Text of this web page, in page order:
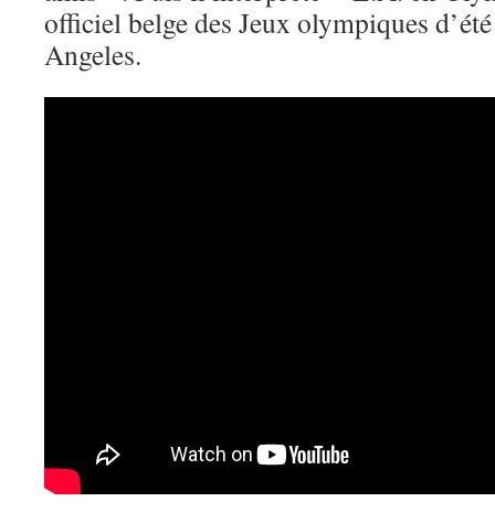
officiel belge des Jeux olympiques
Angeles.